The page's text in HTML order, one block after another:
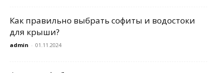
Как правильно выбрать софиты и водостоки
для крыши?
admin - 01.11.2024